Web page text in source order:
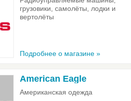
грузовики, самолёты, лодки и
вертолёты
Подробнее о магазине »
American Eagle
Американская одежда